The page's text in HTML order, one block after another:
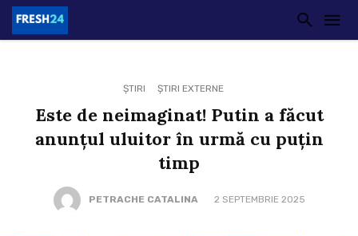
ȘTIRI ȘTIRI EXTERNE
Este de neimaginat! Putin a făcut
anunțul uluitor în urmă cu puțin
timp
PETRACHE CATALINA 2 SEPTEMBRIE 2025